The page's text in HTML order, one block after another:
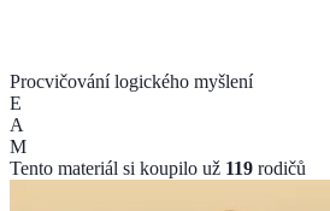
Procvičování logického myšlení
E
A
M
Tento materiál si koupilo už 119 rodičů